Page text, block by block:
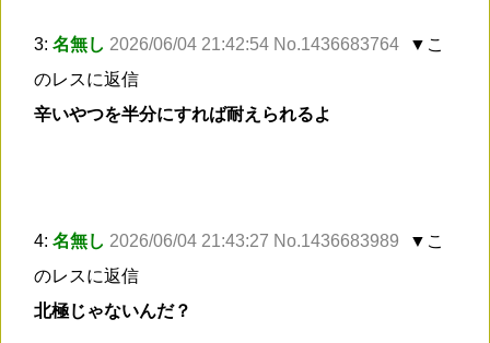
3: 名無し 2026/06/04 21:42:54 No.1436683764
▼こ
のレスに返信
辛いやつを半分にすれば耐えられるよ
4: 名無し 2026/06/04 21:43:27 No.1436683989
▼こ
のレスに返信
北極じゃないんだ？